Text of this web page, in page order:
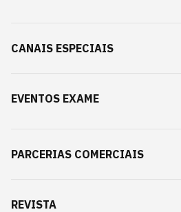
CANAIS ESPECIAIS
EVENTOS EXAME
PARCERIAS COMERCIAIS
REVISTA